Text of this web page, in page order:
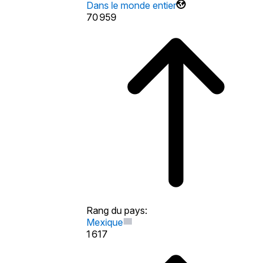
Dans le monde entier
70 959
Rang du pays:
Mexique
1 617